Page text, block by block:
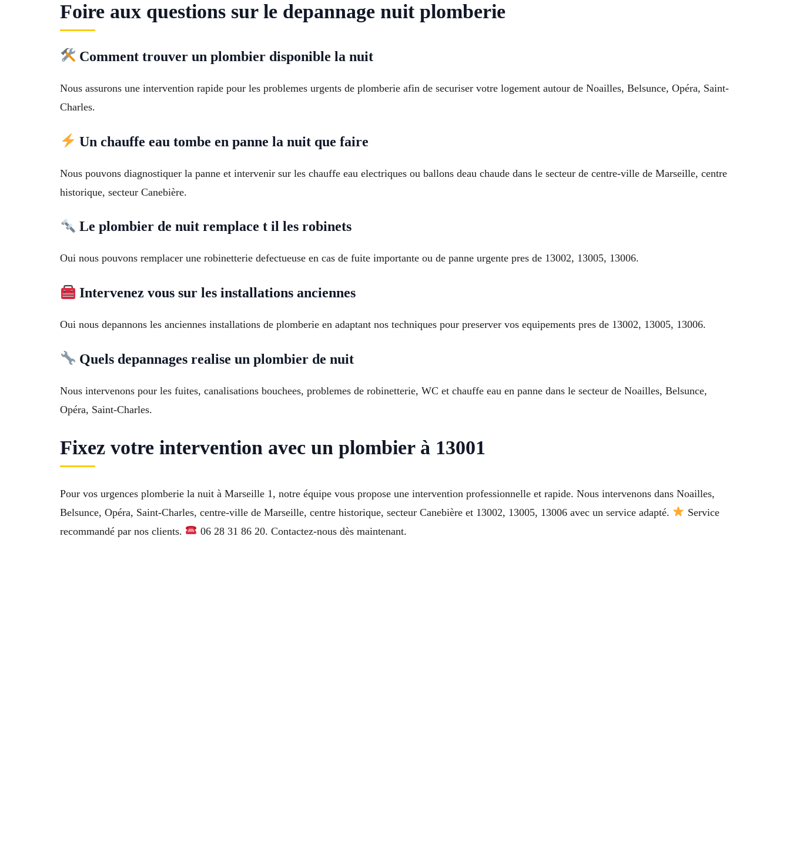
Foire aux questions sur le depannage nuit plomberie
Comment trouver un plombier disponible la nuit
Nous assurons une intervention rapide pour les problemes urgents de plomberie afin de securiser votre logement autour de Noailles, Belsunce, Opéra, Saint-
Charles.
Un chauffe eau tombe en panne la nuit que faire
Nous pouvons diagnostiquer la panne et intervenir sur les chauffe eau electriques ou ballons deau chaude dans le secteur de centre-ville de Marseille, centre
historique, secteur Canebière.
Le plombier de nuit remplace t il les robinets
Oui nous pouvons remplacer une robinetterie defectueuse en cas de fuite importante ou de panne urgente pres de 13002, 13005, 13006.
Intervenez vous sur les installations anciennes
Oui nous depannons les anciennes installations de plomberie en adaptant nos techniques pour preserver vos equipements pres de 13002, 13005, 13006.
Quels depannages realise un plombier de nuit
Nous intervenons pour les fuites, canalisations bouchees, problemes de robinetterie, WC et chauffe eau en panne dans le secteur de Noailles, Belsunce,
Opéra, Saint-Charles.
Fixez votre intervention avec un plombier à 13001
Pour vos urgences plomberie la nuit à Marseille 1, notre équipe vous propose une intervention professionnelle et rapide. Nous intervenons dans Noailles,
Belsunce, Opéra, Saint-Charles, centre-ville de Marseille, centre historique, secteur Canebière et 13002, 13005, 13006 avec un service adapté.
Service
recommandé par nos clients.
06 28 31 86 20. Contactez-nous dès maintenant.